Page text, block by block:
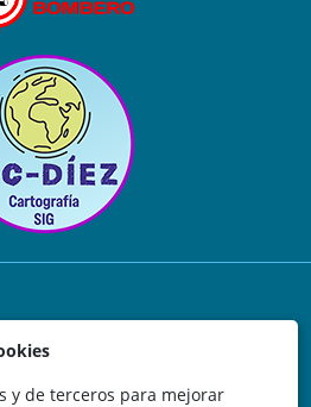
y de terceros para mejorar